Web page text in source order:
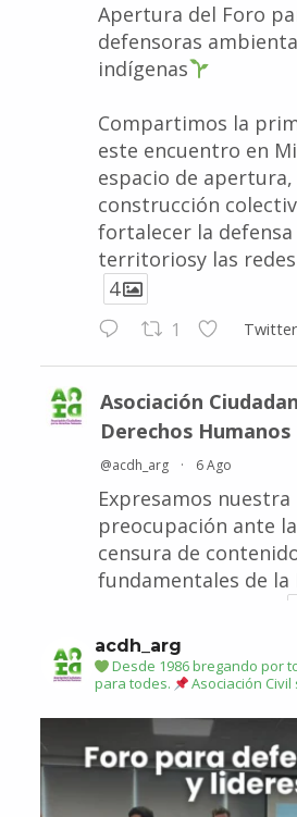
Apertura del Foro
defensoras
indígenas
Compartimos la
este encuentro en
espacio de
construcción
fortalecer la defensa
territoriosy las
4
1 Twitter
Asociación
Derechos Humanos
@acdh_arg · 6 Ago
Expresamos
preocupación ante
censura de
fundamentales de la
Retuiteado
María José
acdh_arg
Desde 1986 bregando por
para todes.
Asociación Civil